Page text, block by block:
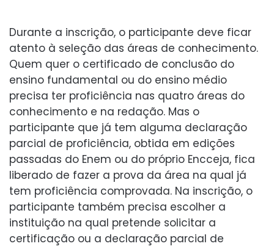
Durante a inscrição, o participante deve ficar
atento à seleção das áreas de conhecimento.
Quem quer o certificado de conclusão do
ensino fundamental ou do ensino médio
precisa ter proficiência nas quatro áreas do
conhecimento e na redação. Mas o
participante que já tem alguma declaração
parcial de proficiência, obtida em edições
passadas do Enem ou do próprio Encceja, fica
liberado de fazer a prova da área na qual já
tem proficiência comprovada. Na inscrição, o
participante também precisa escolher a
instituição na qual pretende solicitar a
certificação ou a declaração parcial de